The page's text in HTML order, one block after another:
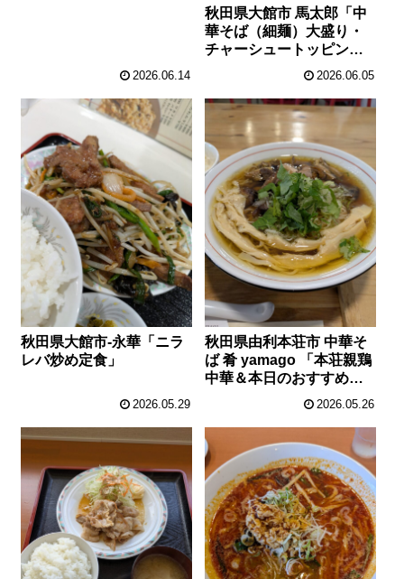
2026.06.14
秋田県大館市 馬太郎「中
華そば（細麺）大盛り・
チャーシュートッピン
2026.06.05
秋田県大館市-永華「ニラ
レバ炒め定食」
2026.05.29
秋田県由利本荘市 中華そ
ば 肴 yamago 「本荘親鶏
中華＆本日のおすすめ
2026.05.26